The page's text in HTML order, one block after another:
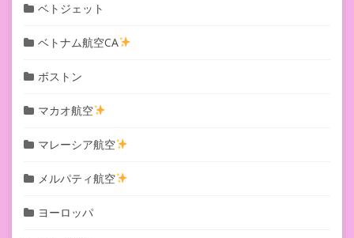
ベトジェット
ベトナム航空CA
ボストン
マカオ航空
マレーシア航空
メルパティ航空
ヨーロッパ